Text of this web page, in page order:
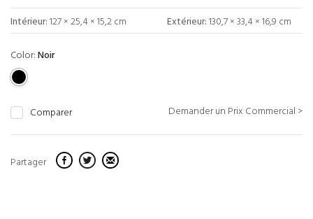
Intérieur:127 × 25,4 × 15,2 cm Extérieur:130,7 × 33,4 × 16,9 cm
Color:Noir
Comparer Demander un Prix Commercial >
Partager